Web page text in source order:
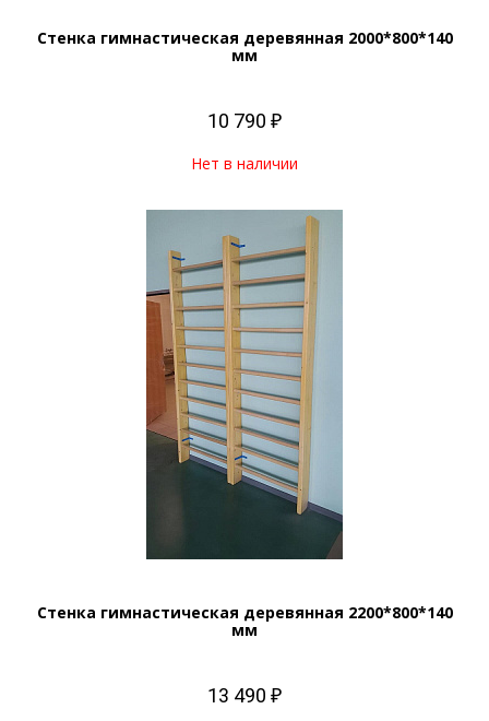
Стенка гимнастическая деревянная 2000*800*140
мм
10 790 ₽
Нет в наличии
Стенка гимнастическая деревянная 2200*800*140
мм
13 490 ₽